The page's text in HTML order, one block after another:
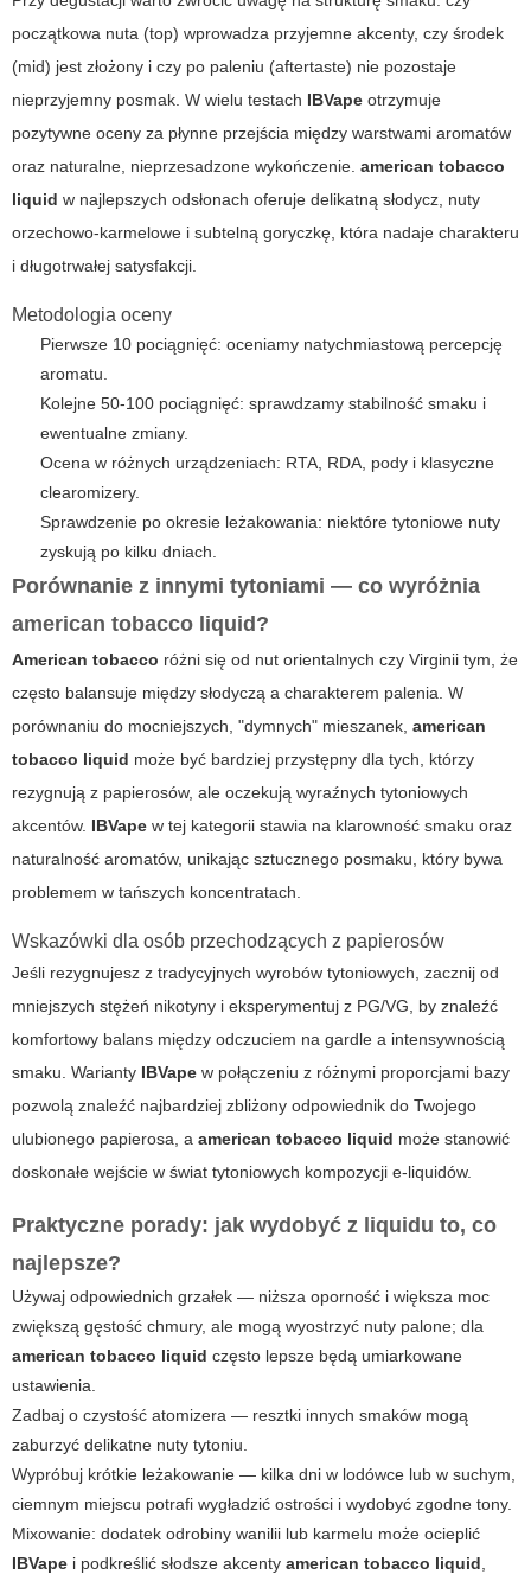
początkowa nuta (top) wprowadza przyjemne akcenty, czy środek
(mid) jest złożony i czy po paleniu (aftertaste) nie pozostaje
nieprzyjemny posmak. W wielu testach IBVape otrzymuje
pozytywne oceny za płynne przejścia między warstwami aromatów
oraz naturalne, nieprzesadzone wykończenie. american tobacco
liquid w najlepszych odsłonach oferuje delikatną słodycz, nuty
orzechowo-karmelowe i subtelną goryczkę, która nadaje charakteru
i długotrwałej satysfakcji.
Metodologia oceny
Pierwsze 10 pociągnięć: oceniamy natychmiastową percepcję
aromatu.
Kolejne 50-100 pociągnięć: sprawdzamy stabilność smaku i
ewentualne zmiany.
Ocena w różnych urządzeniach: RTA, RDA, pody i klasyczne
clearomizery.
Sprawdzenie po okresie leżakowania: niektóre tytoniowe nuty
zyskują po kilku dniach.
Porównanie z innymi tytoniami — co wyróżnia
american tobacco liquid ?
American tobacco różni się od nut orientalnych czy Virginii tym, że
często balansuje między słodyczą a charakterem palenia. W
porównaniu do mocniejszych, "dymnych" mieszanek, american
tobacco liquid może być bardziej przystępny dla tych, którzy
rezygnują z papierosów, ale oczekują wyraźnych tytoniowych
akcentów. IBVape w tej kategorii stawia na klarowność smaku oraz
naturalność aromatów, unikając sztucznego posmaku, który bywa
problemem w tańszych koncentratach.
Wskazówki dla osób przechodzących z papierosów
Jeśli rezygnujesz z tradycyjnych wyrobów tytoniowych, zacznij od
mniejszych stężeń nikotyny i eksperymentuj z PG/VG, by znaleźć
komfortowy balans między odczuciem na gardle a intensywnością
smaku. Warianty IBVape w połączeniu z różnymi proporcjami bazy
pozwolą znaleźć najbardziej zbliżony odpowiednik do Twojego
ulubionego papierosa, a american tobacco liquid może stanowić
doskonałe wejście w świat tytoniowych kompozycji e-liquidów.
Praktyczne porady: jak wydobyć z liquidu to, co
najlepsze?
Używaj odpowiednich grzałek — niższa oporność i większa moc
zwiększą gęstość chmury, ale mogą wyostrzyć nuty palone; dla
american tobacco liquid często lepsze będą umiarkowane
ustawienia.
Zadbaj o czystość atomizera — resztki innych smaków mogą
zaburzyć delikatne nuty tytoniu.
Wypróbuj krótkie leżakowanie — kilka dni w lodówce lub w suchym,
ciemnym miejscu potrafi wygładzić ostrości i wydobyć zgodne tony.
Mixowanie: dodatek odrobiny wanilii lub karmelu może ocieplić
IBVape i podkreślić słodsze akcenty american tobacco liquid